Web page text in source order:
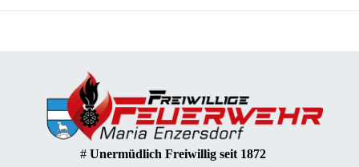
# Unermüdlich Freiwillig seit 1872